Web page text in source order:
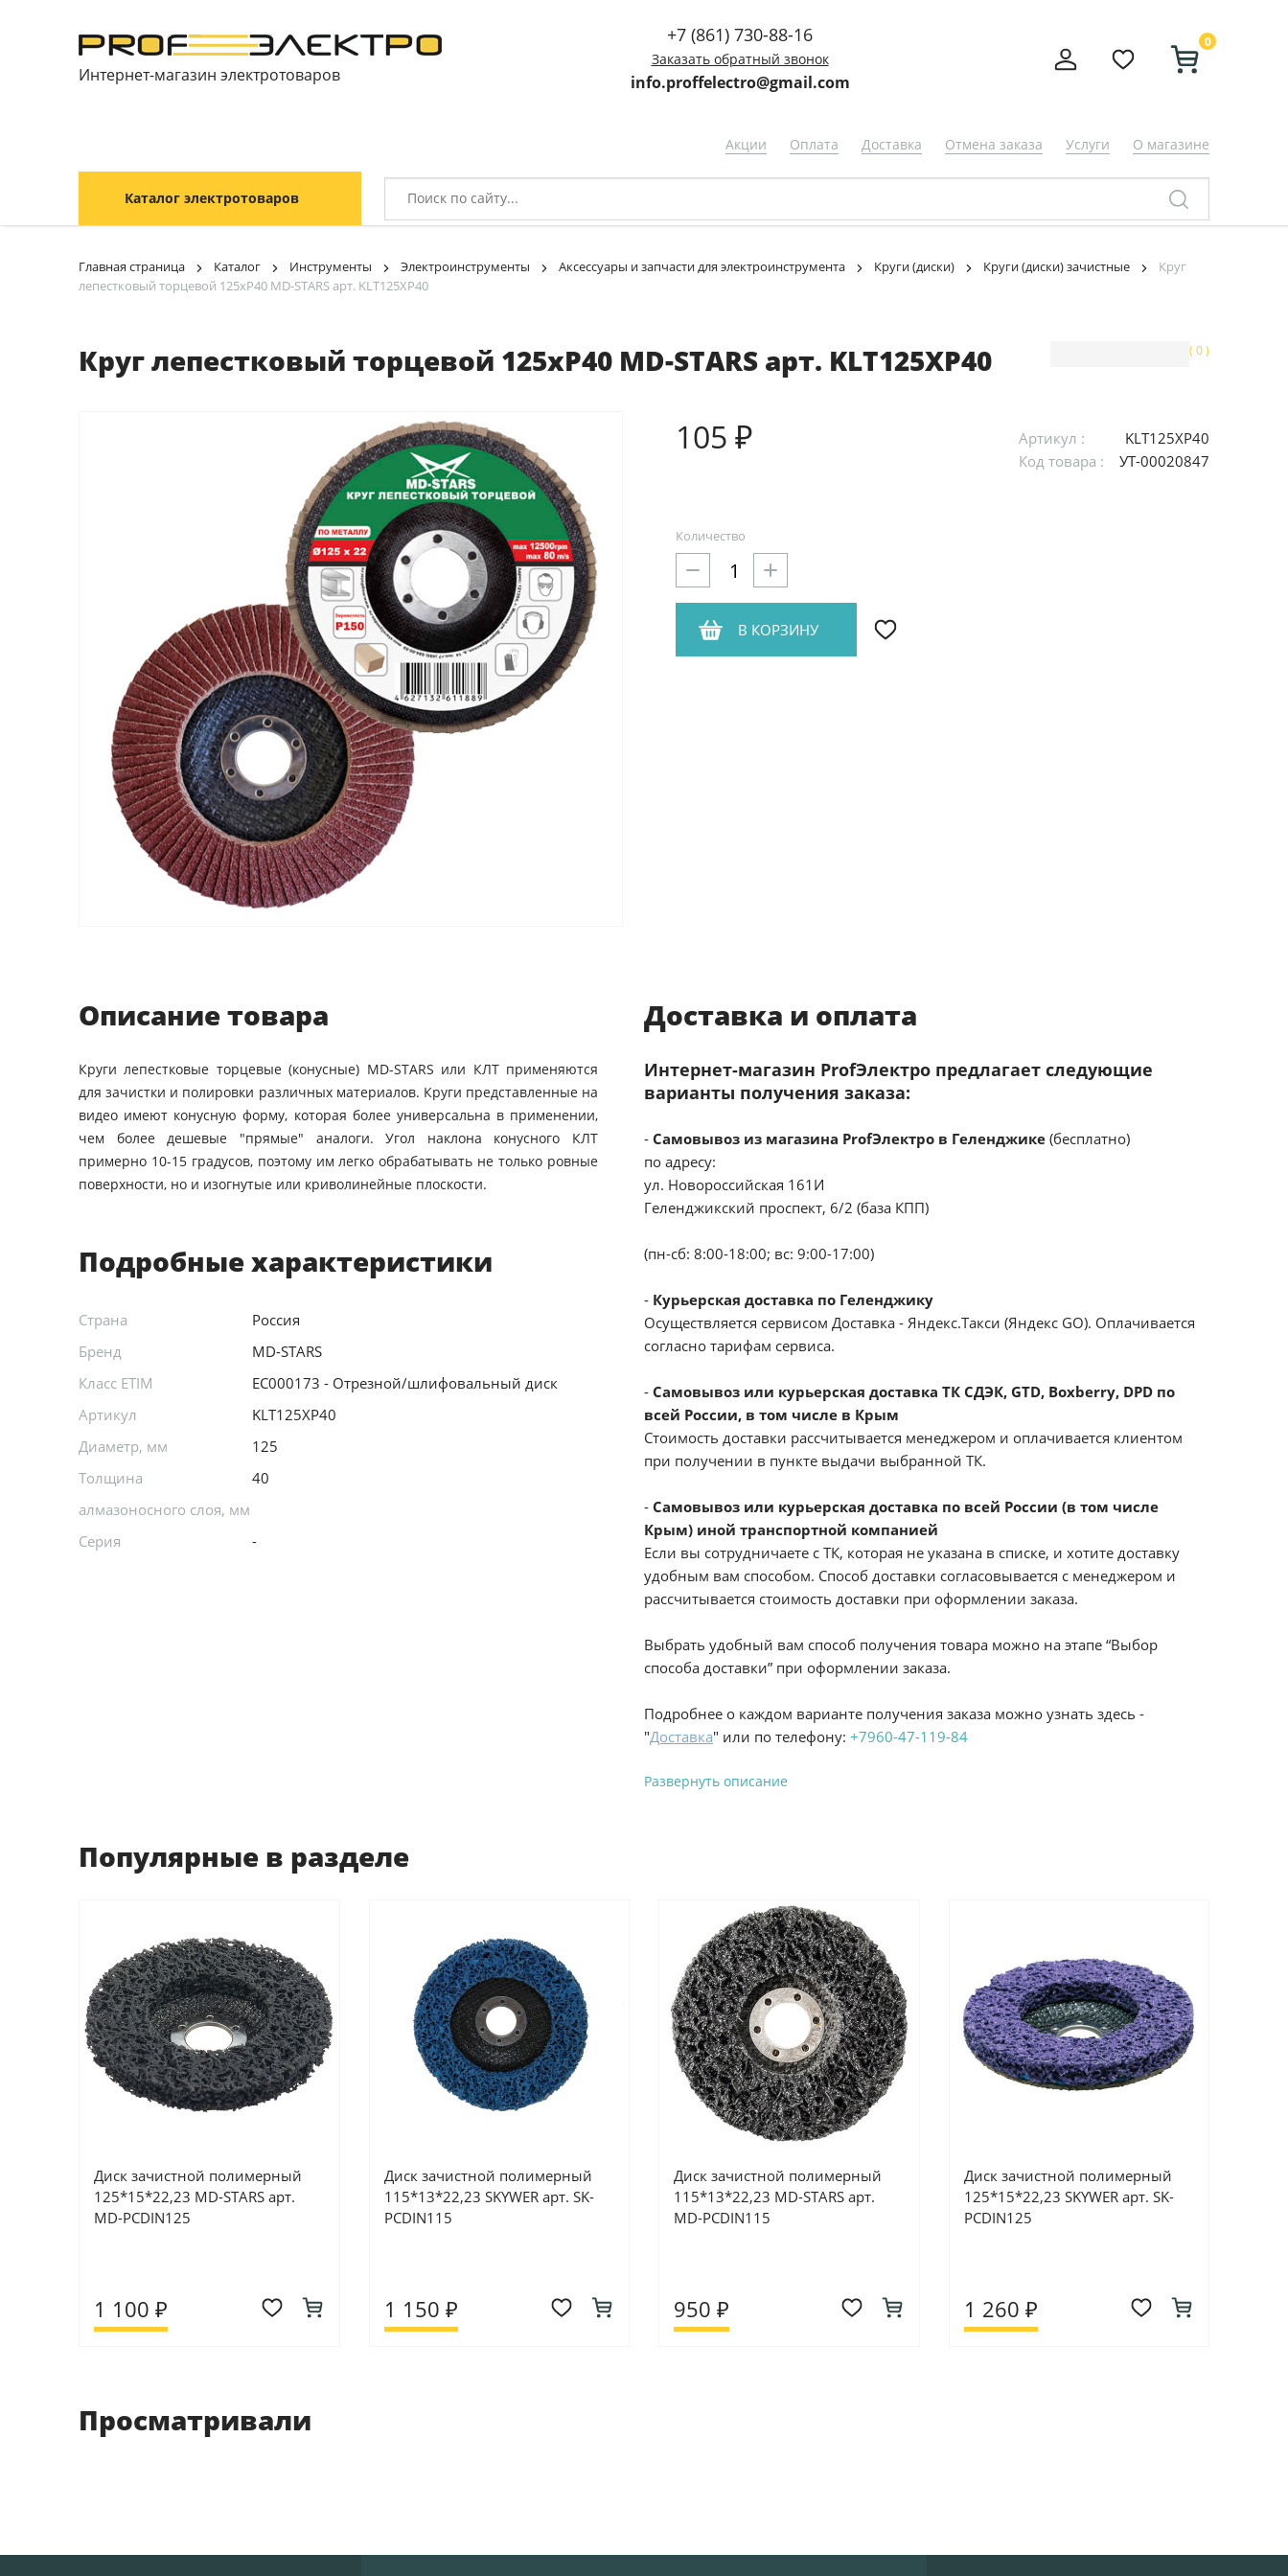
Интернет-магазин электротоваров
+7 (861) 730-88-16
Заказать обратный звонок
info.proffelectro@gmail.com
0
Акции Оплата Доставка Отмена заказа Услуги О магазине
Каталог электротоваров
Главная страница Каталог Инструменты Электроинструменты Аксессуары и запчасти для электроинструмента Круги (диски) Круги (диски) зачистные
Круг
лепестковый торцевой 125хP40 MD-STARS арт. KLT125XP40
Круг лепестковый торцевой 125хP40 MD-STARS арт. KLT125XP40 ( 0 )
105 ₽ Артикул :
KLT125XP40
Код товара :
УТ-00020847
Количество
В КОРЗИНУ
Описание товара
Круги лепестковые торцевые (конусные) MD-STARS или КЛТ применяются
для зачистки и полировки различных материалов. Круги представленные на
видео имеют конусную форму, которая более универсальна в применении,
чем более дешевые "прямые" аналоги. Угол наклона конусного КЛТ
примерно 10-15 градусов, поэтому им легко обрабатывать не только ровные
поверхности, но и изогнутые или криволинейные плоскости.
Подробные характеристики
Страна
Россия
Бренд
MD-STARS
Класс ETIM
EC000173 - Отрезной/шлифовальный диск
Артикул
KLT125XP40
Диаметр, мм
125
Толщина
алмазоносного слоя, мм
40
Серия -
Доставка и оплата
Интернет-магазин ProfЭлектро предлагает следующие
варианты получения заказа:
- Самовывоз из магазина ProfЭлектро в Геленджике (бесплатно)
по адресу:
ул. Новороссийская 161И
Геленджикский проспект, 6/2 (база КПП)
(пн-сб: 8:00-18:00; вс: 9:00-17:00)
- Курьерская доставка по Геленджику
Осуществляется сервисом Доставка - Яндекс.Такси (Яндекс GO). Оплачивается
согласно тарифам сервиса.
- Самовывоз или курьерская доставка ТК СДЭК, GTD, Boxberry, DPD по
всей России, в том числе в Крым
Стоимость доставки рассчитывается менеджером и оплачивается клиентом
при получении в пункте выдачи выбранной ТК.
- Самовывоз или курьерская доставка по всей России (в том числе
Крым) иной транспортной компанией
Если вы сотрудничаете с ТК, которая не указана в списке, и хотите доставку
удобным вам способом. Способ доставки согласовывается с менеджером и
рассчитывается стоимость доставки при оформлении заказа.
Выбрать удобный вам способ получения товара можно на этапе “Выбор
способа доставки” при оформлении заказа.
Подробнее о каждом варианте получения заказа можно узнать здесь -
"Доставка" или по телефону: +7960-47-119-84
Банковской картой или наличными при получении в магазинах
ProffЭлектро по адресу Геленджикский проспект, 6/2 (база КПП)или по
адресу ул. Новороссийская 161И.
Для юридических лиц: переводом на расчетный счет при онлайн
оплате заказа на сайте.
Подробнее о способах оплаты можно узнать здесь - "Оплата"
Развернуть описание
Популярные в разделе
Диск зачистной полимерный
125*15*22,23 MD-STARS арт.
MD-PCDIN125
1 100 ₽
Диск зачистной полимерный
115*13*22,23 SKYWER арт. SK-
PCDIN115
1 150 ₽
Диск зачистной полимерный
115*13*22,23 MD-STARS арт.
MD-PCDIN115
950 ₽
Диск зачистной полимерный
125*15*22,23 SKYWER арт. SK-
PCDIN125
1 260 ₽
Просматривали